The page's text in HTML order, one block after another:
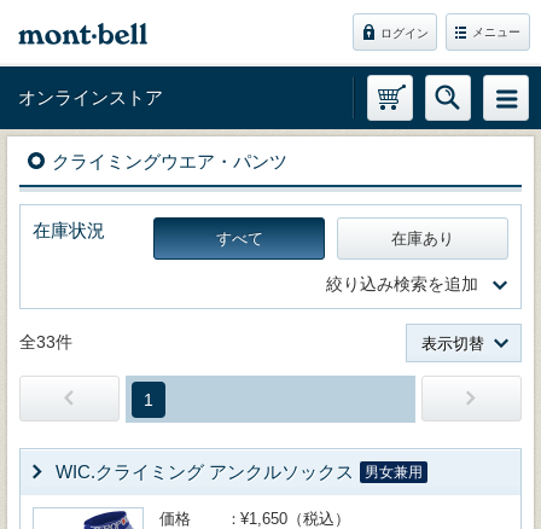
ログイン メニュー
オンラインストア
クライミングウエア・パンツ
在庫状況 すべて 在庫あり
絞り込み検索を追加
全33件 表示切替
1
WIC.クライミング アンクルソックス 男女兼用
価格
¥1,650（税込）